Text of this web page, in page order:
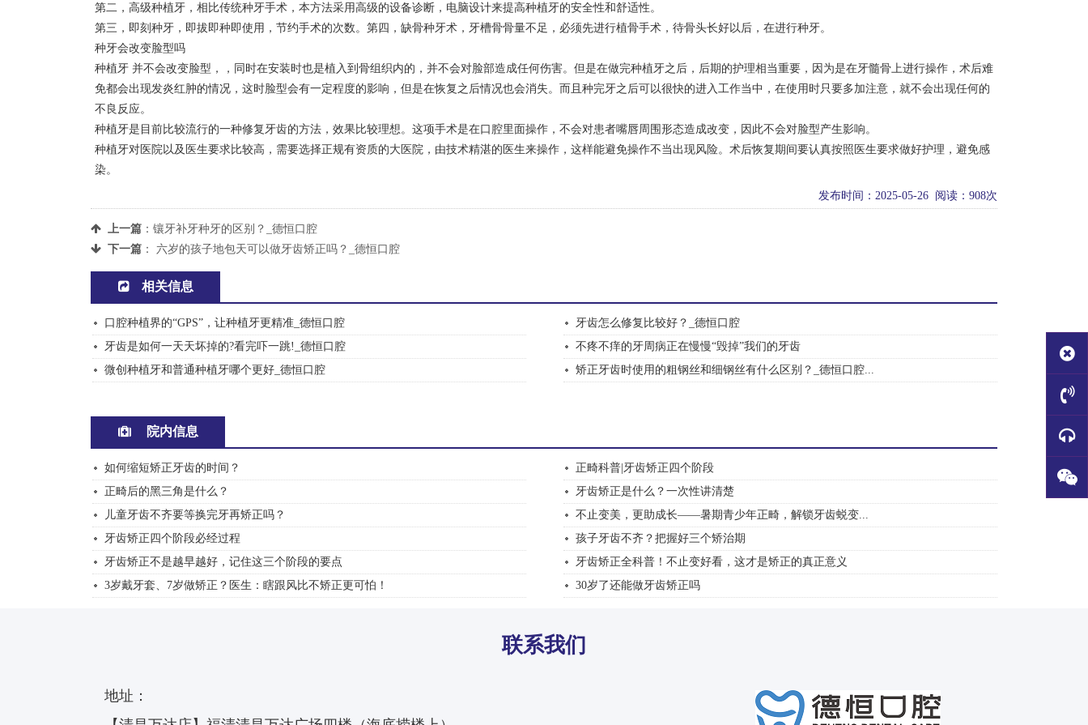
第二，高级种植牙，相比传统种牙手术，本方法采用高级的设备诊断，电脑设计来提高种植牙的安全性和舒适性。
第三，即刻种牙，即拔即种即使用，节约手术的次数。第四，缺骨种牙术，牙槽骨骨量不足，必须先进行植骨手术，待骨头长好以后，在进行种牙。
种牙会改变脸型吗
种植牙 并不会改变脸型，，同时在安装时也是植入到骨组织内的，并不会对脸部造成任何伤害。但是在做完种植牙之后，后期的护理相当重要，因为是在牙髓骨上进行操作，术后难
免都会出现发炎红肿的情况，这时脸型会有一定程度的影响，但是在恢复之后情况也会消失。而且种完牙之后可以很快的进入工作当中，在使用时只要多加注意，就不会出现任何的
不良反应。
种植牙是目前比较流行的一种修复牙齿的方法，效果比较理想。这项手术是在口腔里面操作，不会对患者嘴唇周围形态造成改变，因此不会对脸型产生影响。
种植牙对医院以及医生要求比较高，需要选择正规有资质的大医院，由技术精湛的医生来操作，这样能避免操作不当出现风险。术后恢复期间要认真按照医生要求做好护理，避免感
染。
发布时间：2025-05-26 阅读：908次
上一篇 ： 镶牙补牙种牙的区别？_德恒口腔
下一篇 ： 六岁的孩子地包天可以做牙齿矫正吗？_德恒口腔
相关信息
口腔种植界的“GPS”，让种植牙更精准_德恒口腔
牙齿怎么修复比较好？_德恒口腔
牙齿是如何一天天坏掉的?看完吓一跳!_德恒口腔
不疼不痒的牙周病正在慢慢“毁掉”我们的牙齿
微创种植牙和普通种植牙哪个更好_德恒口腔
矫正牙齿时使用的粗钢丝和细钢丝有什么区别？_德恒口腔...
院内信息
如何缩短矫正牙齿的时间？
正畸科普|牙齿矫正四个阶段
正畸后的黑三角是什么？
牙齿矫正是什么？一次性讲清楚
儿童牙齿不齐要等换完牙再矫正吗？
不止变美，更助成长——暑期青少年正畸，解锁牙齿蜕变...
牙齿矫正四个阶段必经过程
孩子牙齿不齐？把握好三个矫治期
牙齿矫正不是越早越好，记住这三个阶段的要点
牙齿矫正全科普！不止变好看，这才是矫正的真正意义
3岁戴牙套、7岁做矫正？医生：瞎跟风比不矫正更可怕！
30岁了还能做牙齿矫正吗
联系我们
地址：